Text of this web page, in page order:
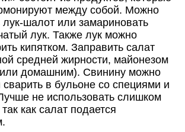
между собой. Можно
лук-шалот или замариновать
лук. Также лук можно
кипятком. Заправить салат
средней жирности, майонезом
домашним). Свинину можно
в бульоне со специями и
не использовать слишком
как салат подается